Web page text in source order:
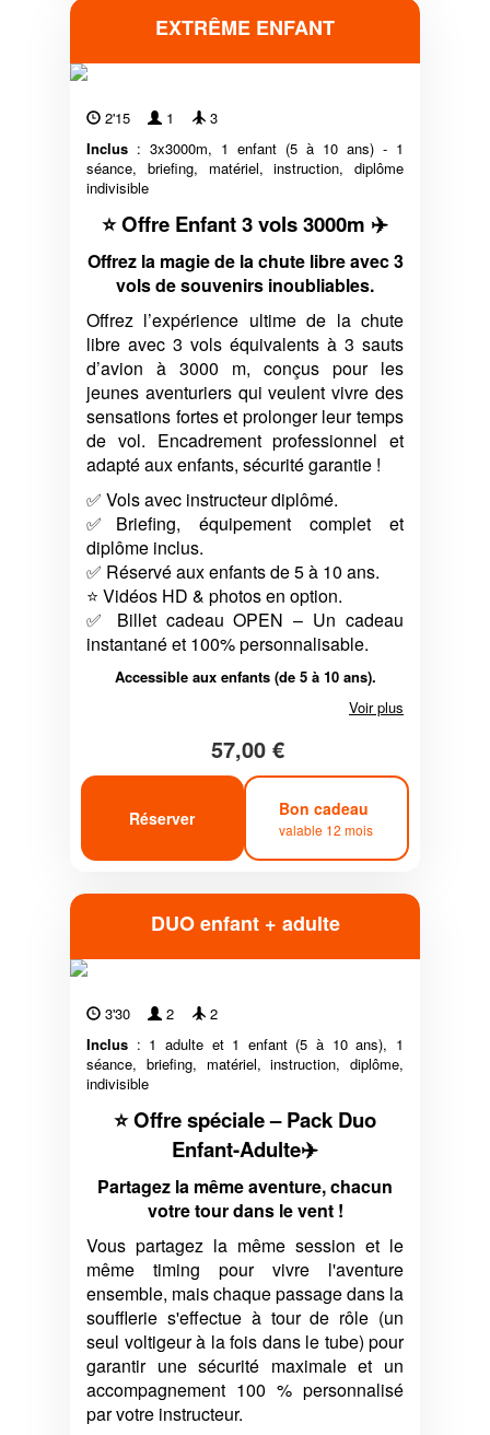
EXTRÊME ENFANT
2'15 1
3
Inclus : 3x3000m, 1 enfant (5 à 10 ans) - 1
séance, briefing, matériel, instruction, diplôme
indivisible
⭐ Offre Enfant 3 vols 3000m ✈️
Offrez la magie de la chute libre avec 3
vols de souvenirs inoubliables.
Offrez l’expérience ultime de la chute
libre avec 3 vols équivalents à 3 sauts
d’avion à 3000 m, conçus pour les
jeunes aventuriers qui veulent vivre des
sensations fortes et prolonger leur temps
de vol. Encadrement professionnel et
adapté aux enfants, sécurité garantie !
✅ Vols avec instructeur diplômé.
✅Briefing, équipement complet et
diplôme inclus.
✅ Réservé aux enfants de 5 à 10 ans.
⭐ Vidéos HD & photos en option.
✅ Billet cadeau OPEN – Un cadeau
instantané et 100% personnalisable.
Accessible aux enfants (de 5 à 10 ans).
Voir plus
57,00 €
Réserver Bon cadeau
valable 12 mois
DUO enfant + adulte
3'30 2
2
Inclus : 1 adulte et 1 enfant (5 à 10 ans), 1
séance, briefing, matériel, instruction, diplôme,
indivisible
⭐ Offre spéciale – Pack Duo
Enfant-Adulte✈️
Partagez la même aventure, chacun
votre tour dans le vent !
Vous partagez la même session et le
même timing pour vivre l'aventure
ensemble, mais chaque passage dans la
soufflerie s'effectue à tour de rôle (un
seul voltigeur à la fois dans le tube) pour
garantir une sécurité maximale et un
accompagnement 100 % personnalisé
par votre instructeur.